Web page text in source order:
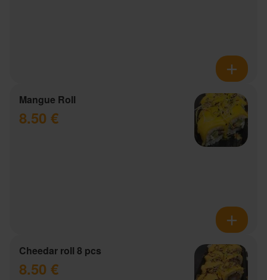
Mangue Roll
8.50 €
Cheedar roll 8 pcs
8.50 €